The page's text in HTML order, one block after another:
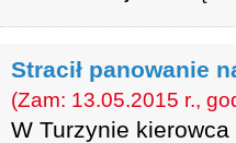
Stracił panowanie
(Zam: 13.05.2015 r.,
W Turzynie kierowca